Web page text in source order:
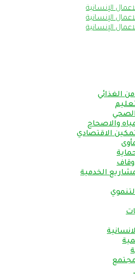
الغذائي
والاصحاح
الاقتصادي
الخدمية